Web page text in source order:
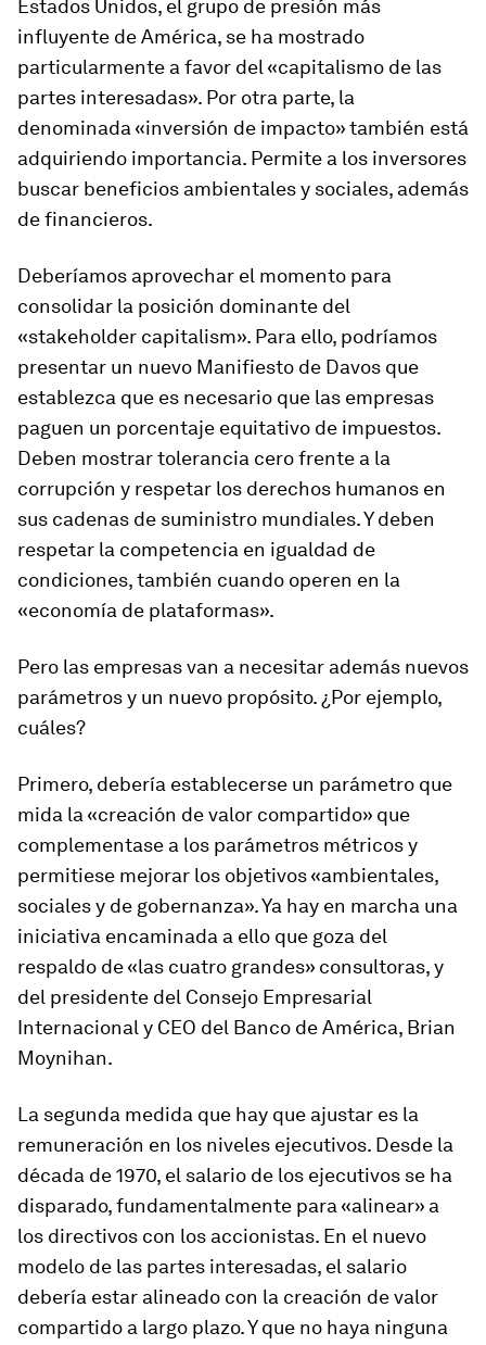
Estados Unidos, el grupo de presión más
influyente de América, se ha mostrado
particularmente a favor del «capitalismo de las
partes interesadas». Por otra parte, la
denominada «inversión de impacto» también está
adquiriendo importancia. Permite a los inversores
buscar beneficios ambientales y sociales, además
de financieros.
Deberíamos aprovechar el momento para
consolidar la posición dominante del
«stakeholder capitalism». Para ello, podríamos
presentar un nuevo Manifiesto de Davos que
establezca que es necesario que las empresas
paguen un porcentaje equitativo de impuestos.
Deben mostrar tolerancia cero frente a la
corrupción y respetar los derechos humanos en
sus cadenas de suministro mundiales. Y deben
respetar la competencia en igualdad de
condiciones, también cuando operen en la
«economía de plataformas».
Pero las empresas van a necesitar además nuevos
parámetros y un nuevo propósito. ¿Por ejemplo,
cuáles?
Primero, debería establecerse un parámetro que
mida la «creación de valor compartido» que
complementase a los parámetros métricos y
permitiese mejorar los objetivos «ambientales,
sociales y de gobernanza». Ya hay en marcha una
iniciativa encaminada a ello que goza del
respaldo de «las cuatro grandes» consultoras, y
del presidente del Consejo Empresarial
Internacional y CEO del Banco de América, Brian
Moynihan.
La segunda medida que hay que ajustar es la
remuneración en los niveles ejecutivos. Desde la
década de 1970, el salario de los ejecutivos se ha
disparado, fundamentalmente para «alinear» a
los directivos con los accionistas. En el nuevo
modelo de las partes interesadas, el salario
debería estar alineado con la creación de valor
compartido a largo plazo. Y que no haya ninguna